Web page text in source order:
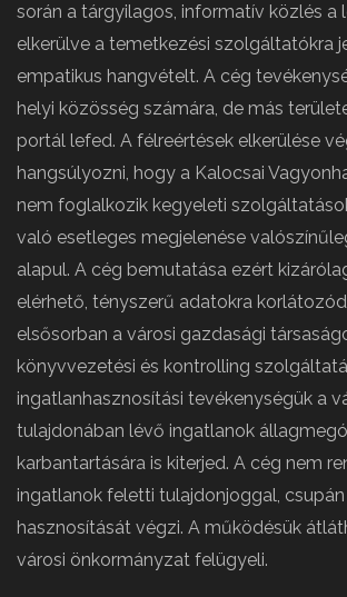
során a tárgyilagos, informatív közlés a
elkerülve a temetkezési szolgáltatókra
empatikus hangvételt. A cég
helyi közösség számára, de más
portál lefed. A félreértések elkerülése
hangsúlyozni, hogy a Kalocsai
nem foglalkozik kegyeleti
való esetleges megjelenése
alapul. A cég bemutatása ezért
elérhető, tényszerű adatokra
elsősorban a városi gazdasági
könyvvezetési és kontrolling
ingatlanhasznosítási tevékenységük a
tulajdonában lévő ingatlanok
karbantartására is kiterjed. A cég nem
ingatlanok feletti tulajdonjoggal,
hasznosítását végzi. A működésük
városi önkormányzat felügyeli.